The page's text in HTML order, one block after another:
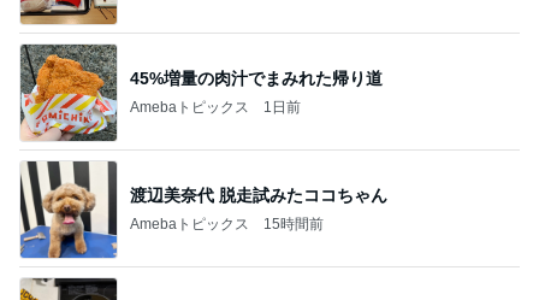
45%増量の肉汁でまみれた帰り道
Amebaトピックス 1日前
渡辺美奈代 脱走試みたココちゃん
Amebaトピックス 15時間前